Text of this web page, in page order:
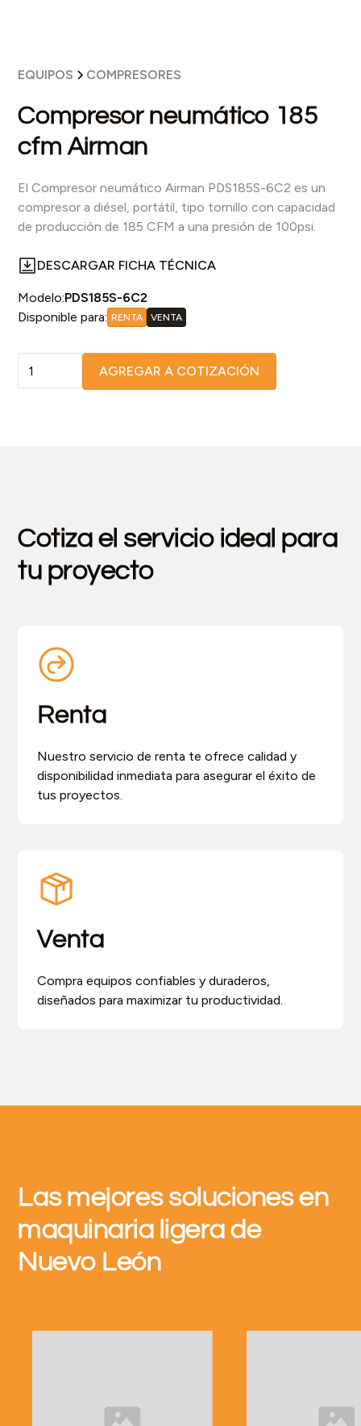
EQUIPOS COMPRESORES
Compresor neumático 185
cfm Airman
El Compresor neumático Airman PDS185S-6C2 es un
compresor a diésel, portátil, tipo tornillo con capacidad
de producción de 185 CFM a una presión de 100psi.
DESCARGAR FICHA TÉCNICA
Modelo:PDS185S-6C2
Disponible para: RENTA VENTA
AGREGAR A COTIZACIÓN
Cotiza el servicio ideal para
tu proyecto
Renta
Nuestro servicio de renta te ofrece calidad y
disponibilidad inmediata para asegurar el éxito de
tus proyectos.
Venta
Compra equipos confiables y duraderos,
diseñados para maximizar tu productividad.
Las mejores soluciones en
maquinaria ligera de
Nuevo León